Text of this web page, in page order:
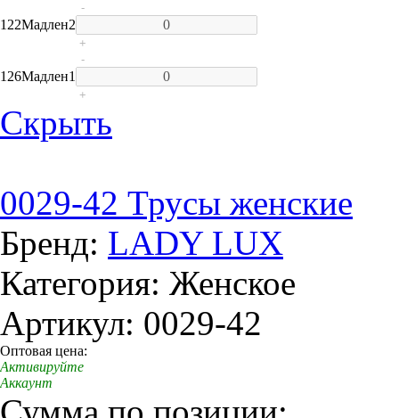
122Мадлен2
-
+
126Мадлен1
-
+
Скрыть
0029-42 Трусы женские
Бренд: LADY LUX
Категория: Женское
Артикул: 0029-42
Оптовая цена:
Активируйте
Аккаунт